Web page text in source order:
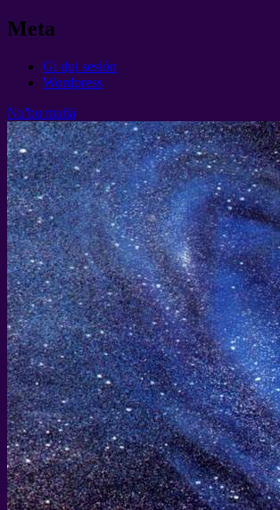
Meta
Gi du̲i sesión
Wordpress
Nu'bu mañä